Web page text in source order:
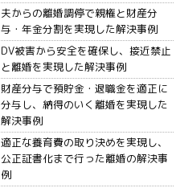
夫からの離婚調停で親権と財産分
与・年金分割を実現した解決事例
DV被害から安全を確保し、接近禁止
と離婚を実現した解決事例
財産分与で預貯金・退職金を適正に
分与し、納得のいく離婚を実現した
解決事例
適正な養育費の取り決めを実現し、
公正証書化まで行った離婚の解決事
例